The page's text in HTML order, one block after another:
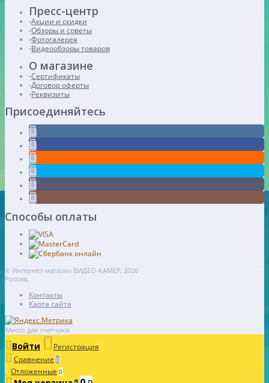
Пресс-центр
Акции и скидки
Обзоры и советы
Фотогалерея
Видеообзоры товаров
О магазине
Сертификаты
Договор оферты
Реквизиты
Присоединяйтесь
Способы оплаты
© Интернет-магазин ВИДЕО-КАМЕР, 2026
Россия,
Контакты
Карта сайта
Место для счетчика
Войти
Регистрация
Сравнение 0
Отложенные 0